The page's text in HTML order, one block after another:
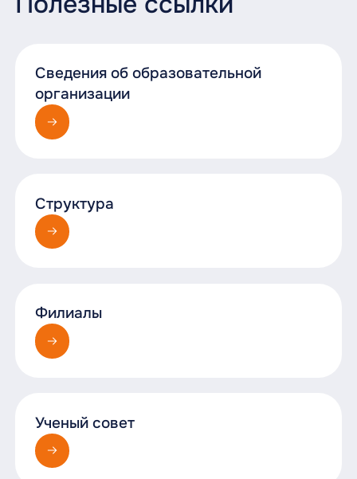
Сведения об образовательной
организации
Структура
Филиалы
Ученый совет